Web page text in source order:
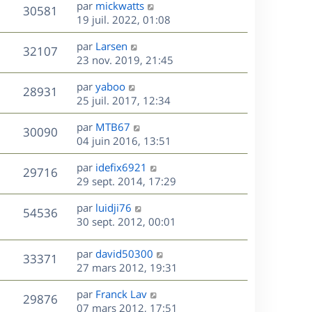
s
n
i
e
r
m
e
s
s
a
g
e
30581
u
D
e
r
n
i
e
r
m
e
s
s
a
g
e
par mickwatts
19 juil. 2022, 01:08
32107V
u
s
D
e
r
n
i
e
r
m
e
s
s
a
g
e
par Larsen
23 nov. 2019, 21:45
28931
u
D
e
r
n
i
e
r
m
e
s
s
a
g
e
par yaboo
25 juil. 2017, 12:34
30090V
u
e
D
e
r
n
i
e
r
m
e
s
s
a
g
e
par MTB67
04 juin 2016, 13:51
29716V
u
e
D
e
r
n
i
e
r
m
e
s
s
par idefix6921
29 sept. 2014, 17:29
54536V
u
D
e
n
i
e
r
m
par luidji76
30 sept. 2012, 00:01
33371
u
e
D
e
r
n
i
par david50300
27 mars 2012, 19:31
29876V
D
e
par Franck Lav
07 mars 2012, 17:51